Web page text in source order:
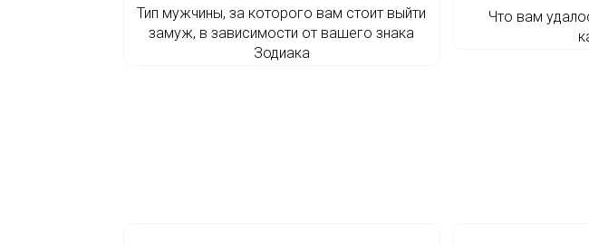
Тип мужчины, за которого вам стоит выйти
замуж, в зависимости от вашего знака
Зодиака
Что вам